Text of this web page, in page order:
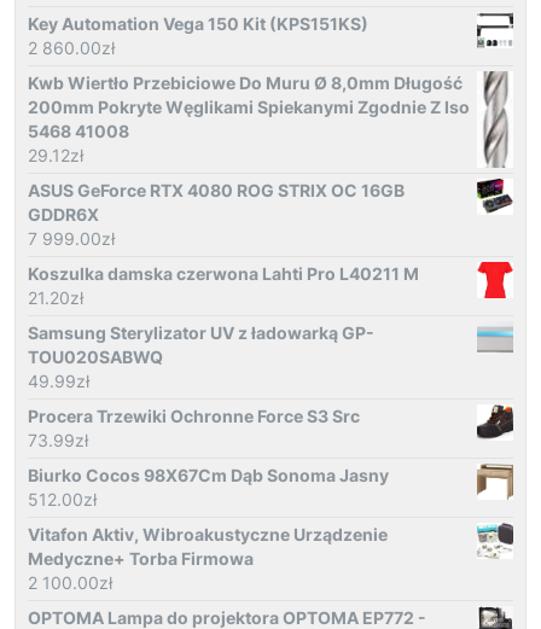
Key Automation Vega 150 Kit (KPS151KS)
2 860.00zł
Kwb Wiertło Przebiciowe Do Muru Ø 8,0mm Długość
200mm Pokryte Węglikami Spiekanymi Zgodnie Z Iso
5468 41008
29.12zł
ASUS GeForce RTX 4080 ROG STRIX OC 16GB
GDDR6X
7 999.00zł
Koszulka damska czerwona Lahti Pro L40211 M
21.20zł
Samsung Sterylizator UV z ładowarką GP-
TOU020SABWQ
49.99zł
Procera Trzewiki Ochronne Force S3 Src
73.99zł
Biurko Cocos 98X67Cm Dąb Sonoma Jasny
512.00zł
Vitafon Aktiv, Wibroakustyczne Urządzenie
Medyczne+ Torba Firmowa
2 100.00zł
OPTOMA Lampa do projektora OPTOMA EP772 -